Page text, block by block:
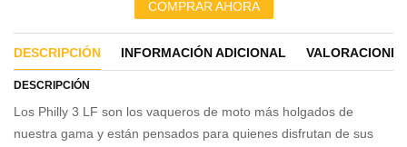
COMPRAR AHORA
DESCRIPCIÓN INFORMACIÓN ADICIONAL
DESCRIPCIÓN
Los Philly 3 LF son los vaqueros de moto más holgados de
nuestra gama y están pensados ​​para quienes disfrutan de sus